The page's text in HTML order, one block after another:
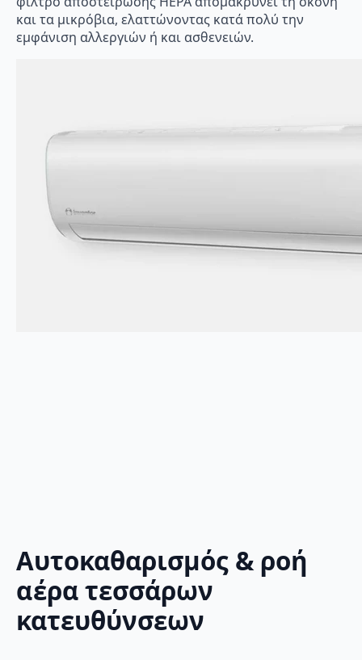
και τα μικρόβια, ελαττώνοντας κατά πολύ την
εμφάνιση αλλεργιών ή και ασθενειών.
Αυτοκαθαρισμός & ροή
αέρα τεσσάρων
κατευθύνσεων